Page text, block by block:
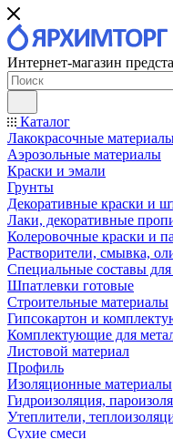
Интернет-магазин
Каталог
Лакокрасочные
Аэрозольные материалы
Краски и эмали
Грунты
Декоративные краски и
Лаки, декоративные
Колеровочные краски и
Растворители, смывка,
Специальные составы
Шпатлевки готовые
Строительные материалы
Гипсокартон и
Комплектующие для
Листовой материал
Профиль
Изоляционные материалы
Гидроизоляция,
Утеплители,
Сухие смеси